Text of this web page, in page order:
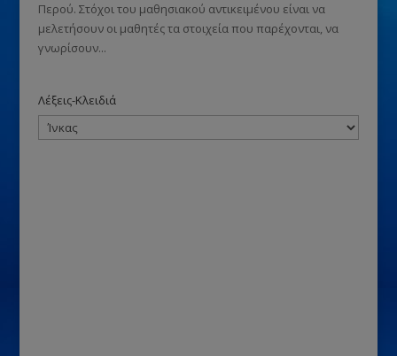
Περού. Στόχοι του μαθησιακού αντικειμένου είναι να
μελετήσουν οι μαθητές τα στοιχεία που παρέχονται, να
γνωρίσουν...
Λέξεις-Κλειδιά